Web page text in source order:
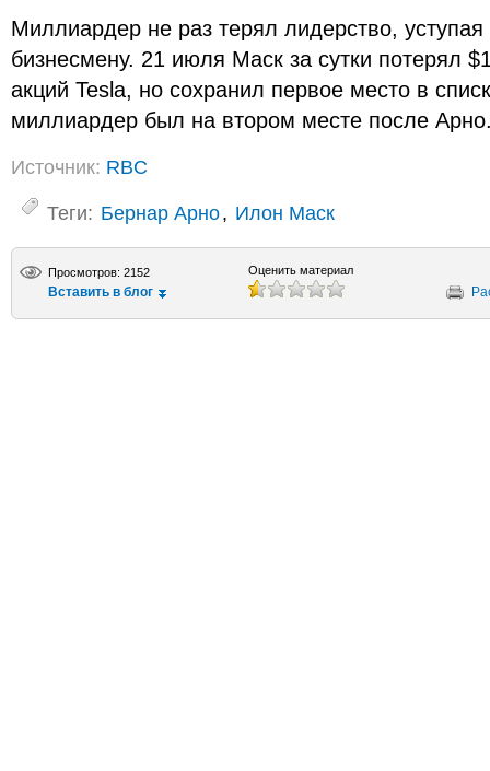
Миллиардер не раз терял лидерство, уступая
бизнесмену. 21 июля Маск за сутки потерял
акций Tesla, но сохранил первое место в
миллиардер был на втором месте после
Источник: RBC
Теги: Бернар Арно, Илон Маск
Просмотров: 2152
Вставить в блог
Оценить материал